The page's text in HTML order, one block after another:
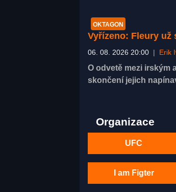
OKTAGON
Vyřízeno: Fleury
06. 08. 2026 20:00 | Erik
O odvetě mezi irským
skončení jejich
Organizace
UFC
I am Figter